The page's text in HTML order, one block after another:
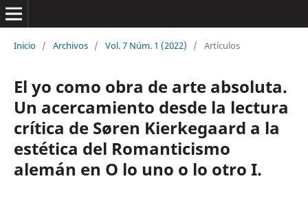
Inicio / Archivos / Vol. 7 Núm. 1 (2022) / Artículos
El yo como obra de arte absoluta.
Un acercamiento desde la lectura
crítica de Søren Kierkegaard a la
estética del Romanticismo
alemán en O lo uno o lo otro I.